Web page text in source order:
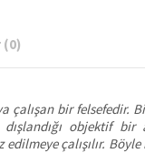
çalışan bir felsefe­dir.
objektif bir
çalışılır.